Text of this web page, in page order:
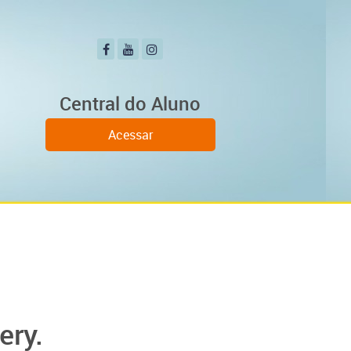
Central do Aluno
Acessar